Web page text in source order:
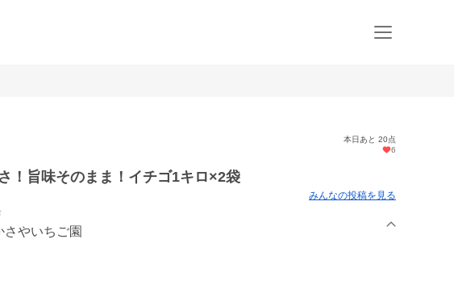
本日あと 20点
6
！旨味そのまま！イチゴ1キロ×2袋
みんなの投稿を見る
さやいちご園